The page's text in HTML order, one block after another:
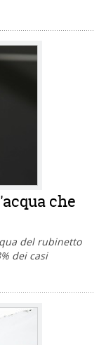
che
del rubinetto
dei casi